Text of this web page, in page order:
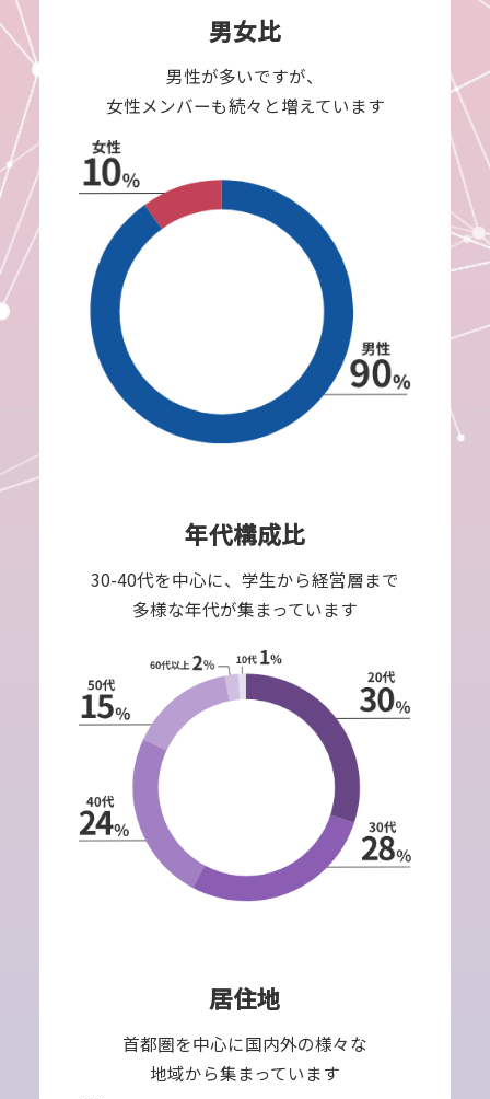
男女比
男性が多いですが、
女性メンバーも続々と増えています
年代構成比
30-40代を中心に、学生から経営層まで
多様な年代が集まっています
居住地
首都圏を中心に国内外の様々な
地域から集まっています